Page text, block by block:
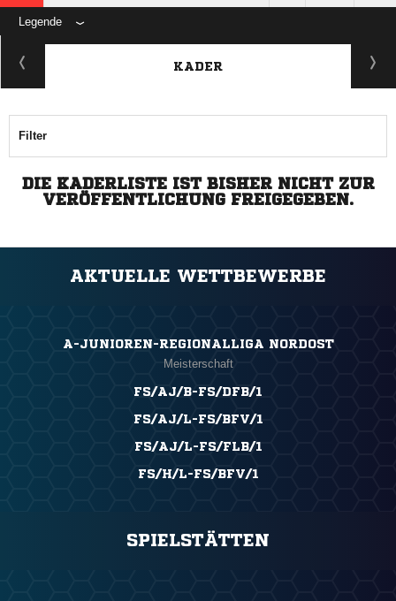
Legende
KADER
Filter
DIE KADERLISTE IST BISHER NICHT ZUR
VERÖFFENTLICHUNG FREIGEGEBEN.
AKTUELLE WETTBEWERBE
A-JUNIOREN-REGIONALLIGA NORDOST
Meisterschaft
FS/AJ/B-FS/DFB/1
FS/AJ/L-FS/BFV/1
FS/AJ/L-FS/FLB/1
FS/H/L-FS/BFV/1
SPIELSTÄTTEN